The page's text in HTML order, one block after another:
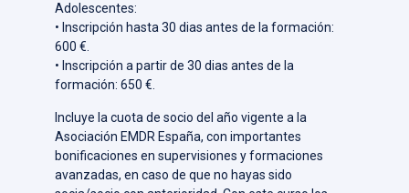
Adolescentes:
• Inscripción hasta 30 dias antes de la formación:
600 €.
• Inscripción a partir de 30 dias antes de la
formación: 650 €.
Incluye la cuota de socio del año vigente a la
Asociación EMDR España, con importantes
bonificaciones en supervisiones y formaciones
avanzadas, en caso de que no hayas sido